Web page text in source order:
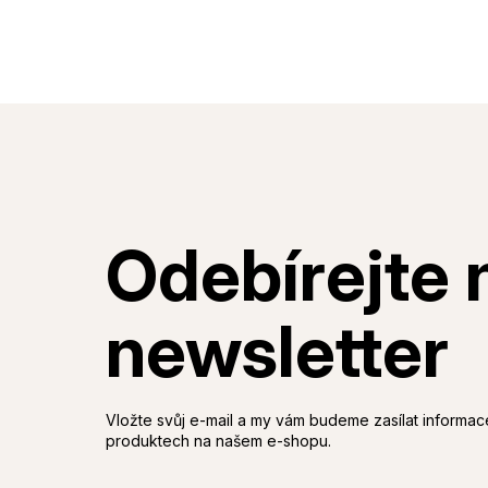
Vložte svůj e-mail a my vám budeme zasílat
produktech na našem e-shopu.